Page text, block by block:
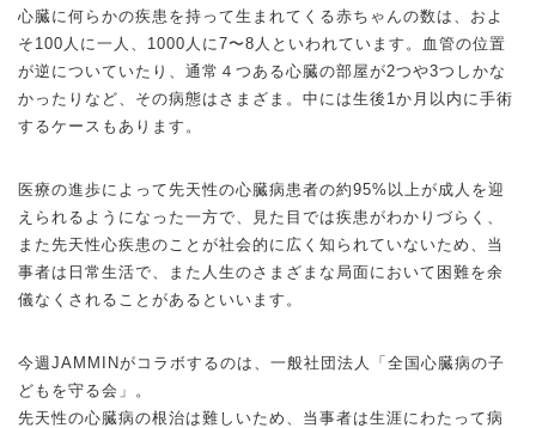
心臓に何らかの疾患を持って生まれてくる赤ちゃんの数は、およ
そ100人に一人、1000人に7〜8人といわれています。血管の位置
が逆についていたり、通常４つある心臓の部屋が2つや3つしかな
かったりなど、その病態はさまざま。中には生後1か月以内に手術
するケースもあります。
医療の進歩によって先天性の心臓病患者の約95%以上が成人を迎
えられるようになった一方で、見た目では疾患がわかりづらく、
また先天性心疾患のことが社会的に広く知られていないため、当
事者は日常生活で、また人生のさまざまな局面において困難を余
儀なくされることがあるといいます。
今週JAMMINがコラボするのは、一般社団法人「全国心臓病の子
どもを守る会」。
先天性の心臓病の根治は難しいため、当事者は生涯にわたって病